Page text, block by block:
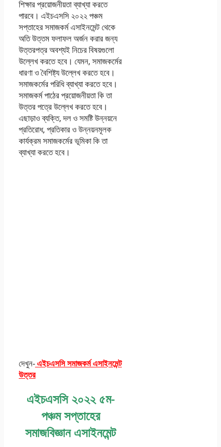
শিক্ষার প্রয়োজনীয়তা ব্যাখ্যা করতে
পারবে। এইচএসসি ২০২২ পঞ্চম
সপ্তাহের সমাজকর্ম এসাইনমেন্ট থেকে
অতি উত্তম ফলাফল অর্জন করার জন্য
উত্তরপত্র অবশ্যই নিচের বিষয়গুলো
উল্লেখ করতে হবে। যেমন, সমাজকর্মের
ধারণা ও বৈশিষ্ট্য উল্লেখ করতে হবে।
সমাজকর্মের পরিধি ব্যাখ্যা করতে হবে।
সমাজকর্ম পাঠের প্রয়োজনীয়তা কি তা
উত্তর পত্রে উল্লেখ করতে হবে।
এছাড়াও ব্যক্তি, দল ও সমষ্টি উন্নয়নে
প্রতিরোধ, প্রতিকার ও উন্নয়নমূলক
কার্যক্রম সমাজকর্মের ভূমিকা কি তা
ব্যাখ্যা করতে হবে।
দেখুন-এইচএসসি সমাজকর্ম এসাইনমেন্ট
উত্তর
এইচএসসি ২০২২ ৫ম-
পঞ্চম সপ্তাহের
সমাজবিজ্ঞান এসাইনমেন্ট